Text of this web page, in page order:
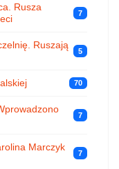
Rusza
7
Ruszają
5
70
7
Marczyk
7